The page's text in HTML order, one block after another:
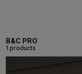
B&C PRO
1 products